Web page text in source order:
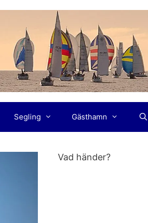
Segling Gästhamn
Vad händer?